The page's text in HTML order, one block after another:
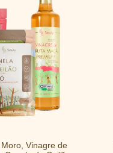
Vinagre de